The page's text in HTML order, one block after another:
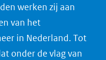
werken zij aan
van het
in Nederland. Tot
onder de vlag van